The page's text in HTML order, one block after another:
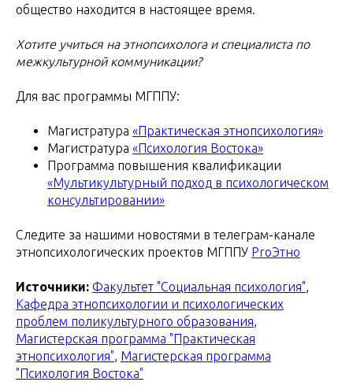
общество находится в настоящее время.
Хотите учиться на этнопсихолога и специалиста по
межкультурной коммуникации?
Для вас программы МГППУ:
Магистратура «Практическая этнопсихология»
Магистратура «Психология Востока»
Программа повышения квалификации
«Мультикультурный подход в психологическом
консультировании»
Следите за нашими новостями в телеграм-канале
этнопсихологических проектов МГППУ ProЭтно
Источники: Факультет "Социальная психология",
Кафедра этнопсихологии и психологических
проблем поликультурного образования,
Магистерская программа "Практическая
этнопсихология", Магистерская программа
"Психология Востока"